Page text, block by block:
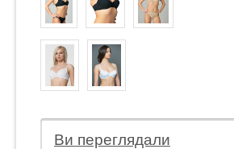
Ви переглядали